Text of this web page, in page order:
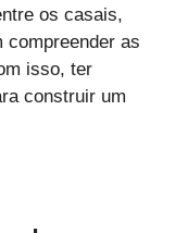
os casais,
compreender as
isso, ter
construir um